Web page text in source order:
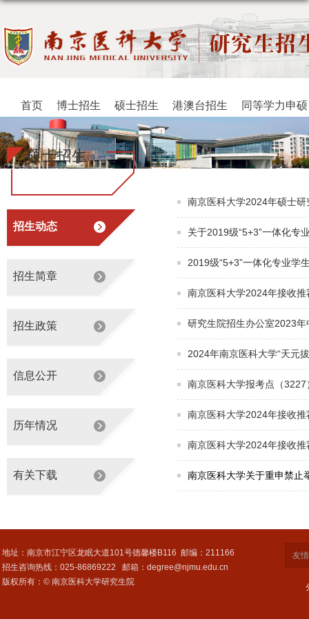
首页 博士招生 硕士招生 港澳台招生 同等学力申硕
硕士招生
招生动态
招生简章
招生政策
信息公开
历年情况
有关下载
南京医科大学2024年硕士
关于2019级“5+3”一体化专
2019级“5+3”一体化专业学
南京医科大学2024年接收
研究生院招生办公室2023
2024年南京医科大学“天元
南京医科大学报考点（
南京医科大学2024年接收
南京医科大学2024年接收
南京医科大学关于重申禁止
地址：南京市江宁区龙眠大道101号德馨楼B116 邮编：211166
招生咨询热线：025-86869222
邮箱：degree@njmu.edu.cn
版权所有：© 南京医科大学研究生院
友